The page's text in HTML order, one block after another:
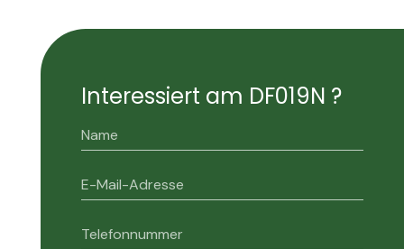
Interessiert am DF019N ?